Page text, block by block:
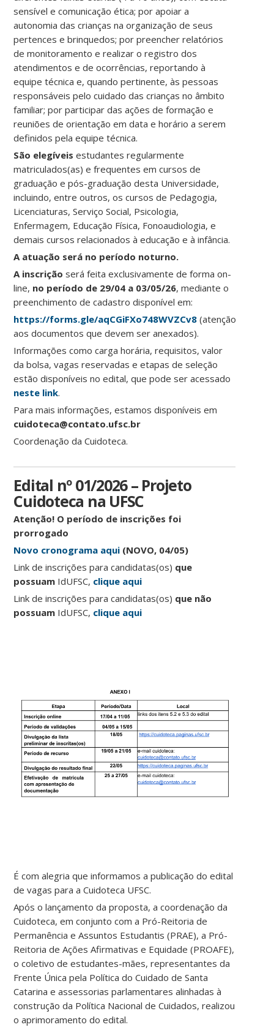
sensível e comunicação ética; por apoiar a
autonomia das crianças na organização de seus
pertences e brinquedos; por preencher relatórios
de monitoramento e realizar o registro dos
atendimentos e de ocorrências, reportando à
equipe técnica e, quando pertinente, às pessoas
responsáveis pelo cuidado das crianças no âmbito
familiar; por participar das ações de formação e
reuniões de orientação em data e horário a serem
definidos pela equipe técnica.
São elegíveis estudantes regularmente
matriculados(as) e frequentes em cursos de
graduação e pós-graduação desta Universidade,
incluindo, entre outros, os cursos de Pedagogia,
Licenciaturas, Serviço Social, Psicologia,
Enfermagem, Educação Física, Fonoaudiologia, e
demais cursos relacionados à educação e à infância.
A atuação será no período noturno.
A inscrição será feita exclusivamente de forma on-
line, no período de 29/04 a 03/05/26, mediante o
preenchimento de cadastro disponível em:
https://forms.gle/aqCGiFXo748WVZCv8 (atenção
aos documentos que devem ser anexados).
Informações como carga horária, requisitos, valor
da bolsa, vagas reservadas e etapas de seleção
estão disponíveis no edital, que pode ser acessado
neste link.
Para mais informações, estamos disponíveis em
cuidoteca@contato.ufsc.br
Coordenação da Cuidoteca.
Edital nº 01/2026 – Projeto
Cuidoteca na UFSC
Atenção! O período de inscrições foi
prorrogado
Novo cronograma aqui (NOVO, 04/05)
Link de inscrições para candidatas(os) que
possuam IdUFSC, clique aqui
Link de inscrições para candidatas(os) que não
possuam IdUFSC, clique aqui
É com alegria que informamos a publicação do edital
de vagas para a Cuidoteca UFSC.
Após o lançamento da proposta, a coordenação da
Cuidoteca, em conjunto com a Pró-Reitoria de
Permanência e Assuntos Estudantis (PRAE), a Pró-
Reitoria de Ações Afirmativas e Equidade (PROAFE),
o coletivo de estudantes-mães, representantes da
Frente Única pela Política do Cuidado de Santa
Catarina e assessorias parlamentares alinhadas à
construção da Política Nacional de Cuidados, realizou
o aprimoramento do edital.